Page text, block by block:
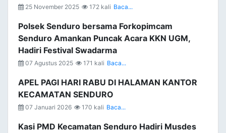
25 November 2025 172 kali Baca...
Polsek Senduro bersama Forkopimcam
Senduro Amankan Puncak Acara KKN UGM,
Hadiri Festival Swadarma
07 Agustus 2025 171 kali Baca...
APEL PAGI HARI RABU DI HALAMAN KANTOR
KECAMATAN SENDURO
07 Januari 2026 170 kali Baca...
Kasi PMD Kecamatan Senduro Hadiri Musdes